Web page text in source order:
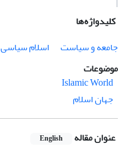
کلیدواژه‌ها
جامعه و سیاست
اسلام سیاسی
موضوعات
Islamic World
جهان اسلام
عنوان مقاله English